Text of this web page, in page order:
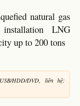
natural gas
LNG
up to 200 tons
HDD/DVD, liên hệ: